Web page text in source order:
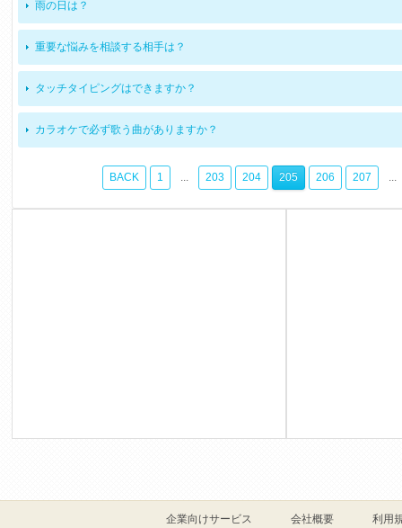
雨の日は？
重要な悩みを相談する相手は？
タッチタイピングはできますか？
カラオケで必ず歌う曲がありますか？
BACK 1 ... 203 204 205 206 207 ...
企業向けサービス 会社概要 利用